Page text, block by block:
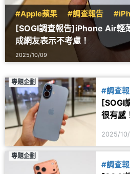
#Apple蘋果 #調查報告
[SOGI調查報告]iPhone Air輕
成網友表示不考慮！
2025/10/09
專題企劃
#調查
[SOGI
很有感
2025/
專題企劃
#調查